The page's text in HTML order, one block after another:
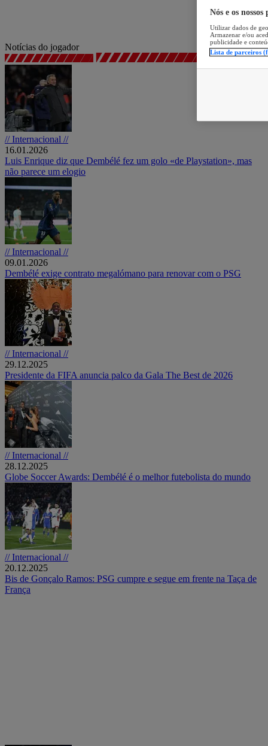
Notícias do jogador
// Internacional //
16.01.2026
Luis Enrique diz que Dembélé fez um golo «de Playstation», mas
não parece um elogio
// Internacional //
09.01.2026
Dembélé exige contrato megalómano para renovar com o PSG
// Internacional //
29.12.2025
Presidente da FIFA anuncia palco da Gala The Best de 2026
// Internacional //
28.12.2025
Globe Soccer Awards: Dembélé é o melhor futebolista do mundo
// Internacional //
20.12.2025
Bis de Gonçalo Ramos: PSG cumpre e segue em frente na Taça de
França
Nós e os
Utilizar dados de
Armazenar e/ou
publicidade e
Lista de parceiros